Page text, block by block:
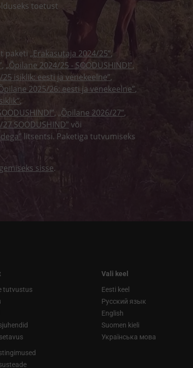
toetust
paketi „Erakasutaja 2024/25”,
, „Õpilane 2024/25 - SOODUSHIND!”,
25 isiklik: eesti ja venekeelne”,
2025/26: eesti ja venekeelne”,
,
, „Õpilane 2026/27”,
SOODUSHIND” või
litsentsi. Paketiga tutvumiseks
sisse.
tutvustus
Vali keel
Eesti keel
Русский язык
English
Suomen kieli
Українська мова